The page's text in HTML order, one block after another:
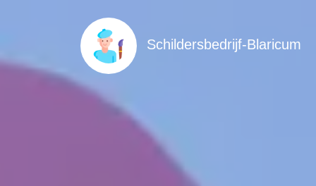
Schildersbedrijf-Blaricum